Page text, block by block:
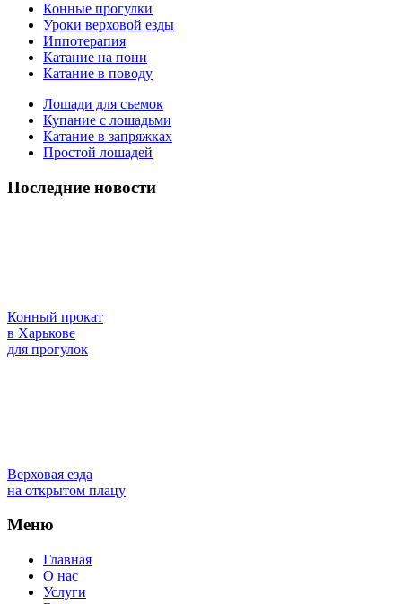
Конные прогулки
Уроки верховой езды
Иппотерапия
Катание на пони
Катание в поводу
Лошади для съемок
Купание с лошадьми
Катание в запряжках
Простой лошадей
Последние новости
Конный прокат
в Харькове
для прогулок
Верховая езда
на открытом плацу
Меню
Главная
О нас
Услуги